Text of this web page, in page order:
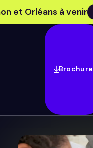
et Orléans à venir
Brochure